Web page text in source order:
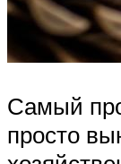
Самый
просто